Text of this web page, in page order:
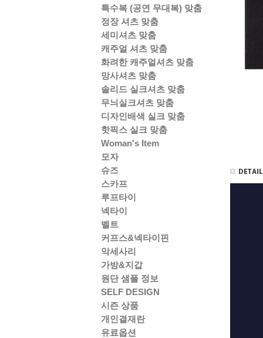
특수복 (공연 무대복) 맞춤
정장 셔츠 맞춤
세미셔츠 맞춤
캐주얼 셔츠 맞춤
화려한 캐주얼셔츠 맞춤
망사셔츠 맞춤
솔리드 실크셔츠 맞춤
무늬실크셔츠 맞춤
디자인배색 실크 맞춤
핫픽스 실크 맞춤
Woman's Item
모자
슈즈
스카프
루프타이
넥타이
벨트
커프스&넥타이핀
악세사리
가방&지갑
원단 샘플 정보
SELF DESIGN
시즌 상품
개인결재란
유료옵션